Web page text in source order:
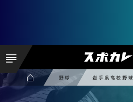
野球 岩手県高校野球